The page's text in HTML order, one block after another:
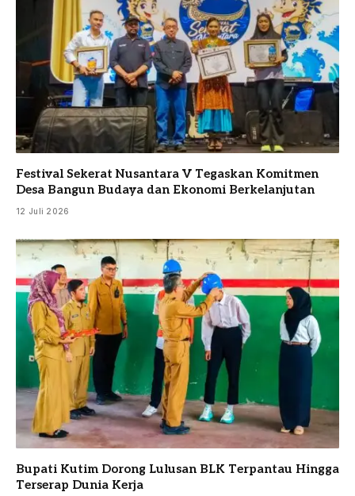
Festival Sekerat Nusantara V Tegaskan Komitmen
Desa Bangun Budaya dan Ekonomi Berkelanjutan
12 Juli 2026
Bupati Kutim Dorong Lulusan BLK Terpantau Hingga
Terserap Dunia Kerja